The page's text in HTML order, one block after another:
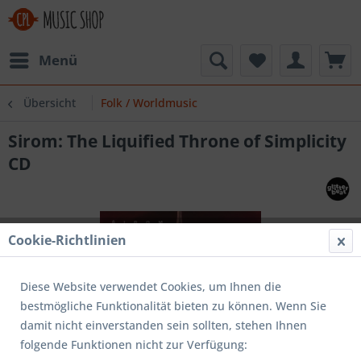
Menü
Übersicht Folk / Worldmusic
Sirom: The Liquified Throne of Simplicity
CD
Cookie-Richtlinien
Diese Website verwendet Cookies, um Ihnen die
bestmögliche Funktionalität bieten zu können. Wenn Sie
damit nicht einverstanden sein sollten, stehen Ihnen
folgende Funktionen nicht zur Verfügung: